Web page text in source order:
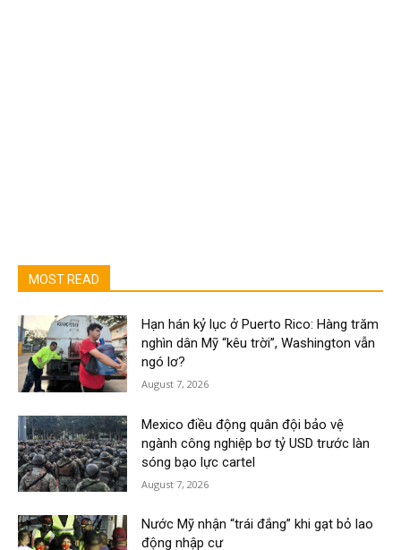
MOST READ
Hạn hán kỷ lục ở Puerto Rico: Hàng trăm
nghìn dân Mỹ “kêu trời”, Washington vẫn
ngó lơ?
August 7, 2026
Mexico điều động quân đội bảo vệ
ngành công nghiệp bơ tỷ USD trước làn
sóng bạo lực cartel
August 7, 2026
Nước Mỹ nhận “trái đắng” khi gạt bỏ lao
động nhập cư